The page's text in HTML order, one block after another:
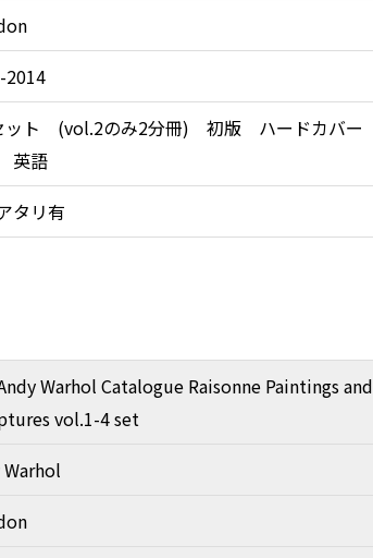
2014
ット (vol.2のみ2分冊) 初版 ハードカバー
英語
タリ有
Warhol Catalogue Raisonne Paintings and
vol.1-4 set